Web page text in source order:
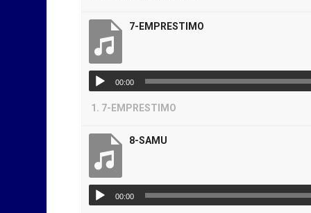
7-EMPRESTIMO
00:00
1. 7-EMPRESTIMO
8-SAMU
00:00